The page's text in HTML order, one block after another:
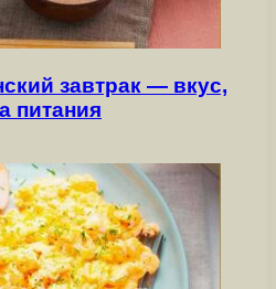
завтрак — вкус,
питания